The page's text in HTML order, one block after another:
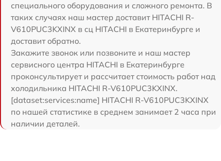
специального оборудования и сложного ремонта. В
таких случаях наш мастер доставит HITACHI R-
V610PUC3KXINX в сц HITACHI в Екатеринбурге и
доставит обратно.
Закажите звонок или позвоните и наш мастер
сервисного центра HITACHI в Екатеринбурге
проконсультирует и рассчитает стоимость работ над
холодильника HITACHI R-V610PUC3KXINX.
[dataset:services:name] HITACHI R-V610PUC3KXINX
по нашей статистике в среднем занимает 2 часа при
наличии деталей.